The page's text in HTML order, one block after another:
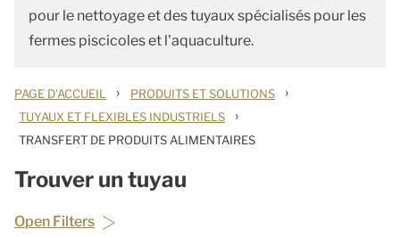
pour le nettoyage et des tuyaux spécialisés pour les
fermes piscicoles et l'aquaculture.
PAGE D'ACCUEIL › PRODUITS ET SOLUTIONS ›
TUYAUX ET FLEXIBLES INDUSTRIELS ›
TRANSFERT DE PRODUITS ALIMENTAIRES
Trouver un tuyau
Open Filters